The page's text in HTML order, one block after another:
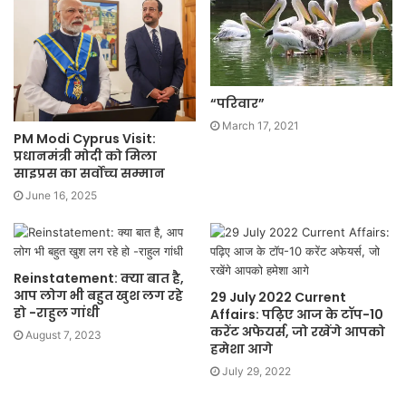
PM Modi Cyprus Visit:
प्रधानमंत्री मोदी को मिला
साइप्रस का सर्वोच्च सम्मान
June 16, 2025
“परिवार”
March 17, 2021
Reinstatement: क्या बात है,
आप लोग भी बहुत खुश लग रहे
हो -राहुल गांधी
August 7, 2023
29 July 2022 Current
Affairs: पढ़िए आज के टॉप-10
करेंट अफेयर्स, जो रखेंगे आपको
हमेशा आगे
July 29, 2022